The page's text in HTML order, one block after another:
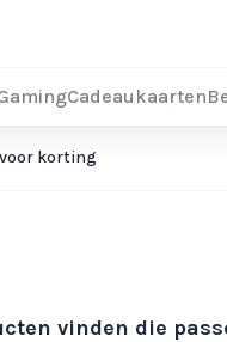
Cadeaukaarten
korting
vinden die